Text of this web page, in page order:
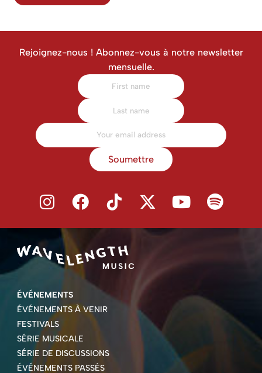
Rejoignez-nous ! Abonnez-vous à notre newsletter
mensuelle.
Soumettre
ÉVÉNEMENTS
ÉVÉNEMENTS À VENIR
FESTIVALS
SÉRIE MUSICALE
SÉRIE DE DISCUSSIONS
ÉVÉNEMENTS PASSÉS